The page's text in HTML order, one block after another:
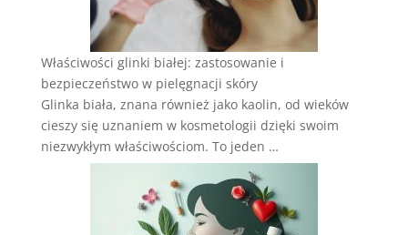
Właściwości glinki białej: zastosowanie i
bezpieczeństwo w pielęgnacji skóry
Glinka biała, znana również jako kaolin, od wieków
cieszy się uznaniem w kosmetologii dzięki swoim
niezwykłym właściwościom. To jeden …